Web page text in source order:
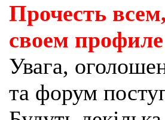
Прочесть
своем профиле
Увага,
та форум